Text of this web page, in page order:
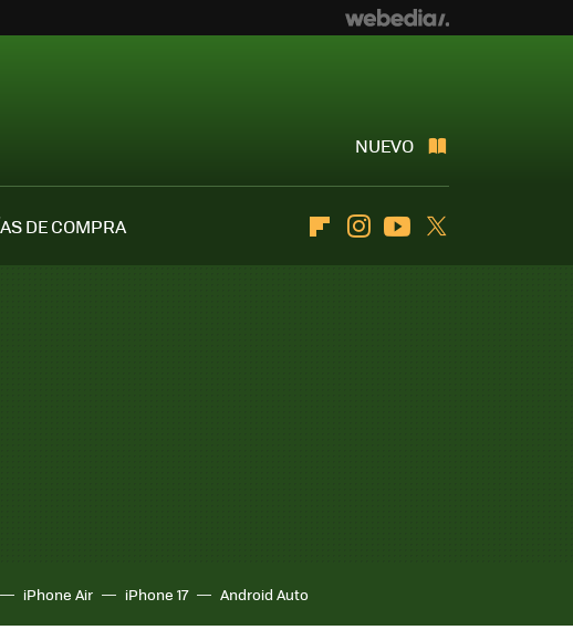
NUEVO
DE COMPRA
FlipboardInstagramYoutube
iPhone Air iPhone 17 Android Auto